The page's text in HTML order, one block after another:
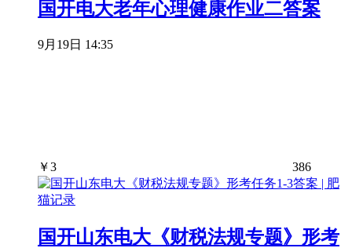
国开电大老年心理健康作业二答案
9月19日 14:35
￥3 386
国开山东电大《财税法规专题》形考